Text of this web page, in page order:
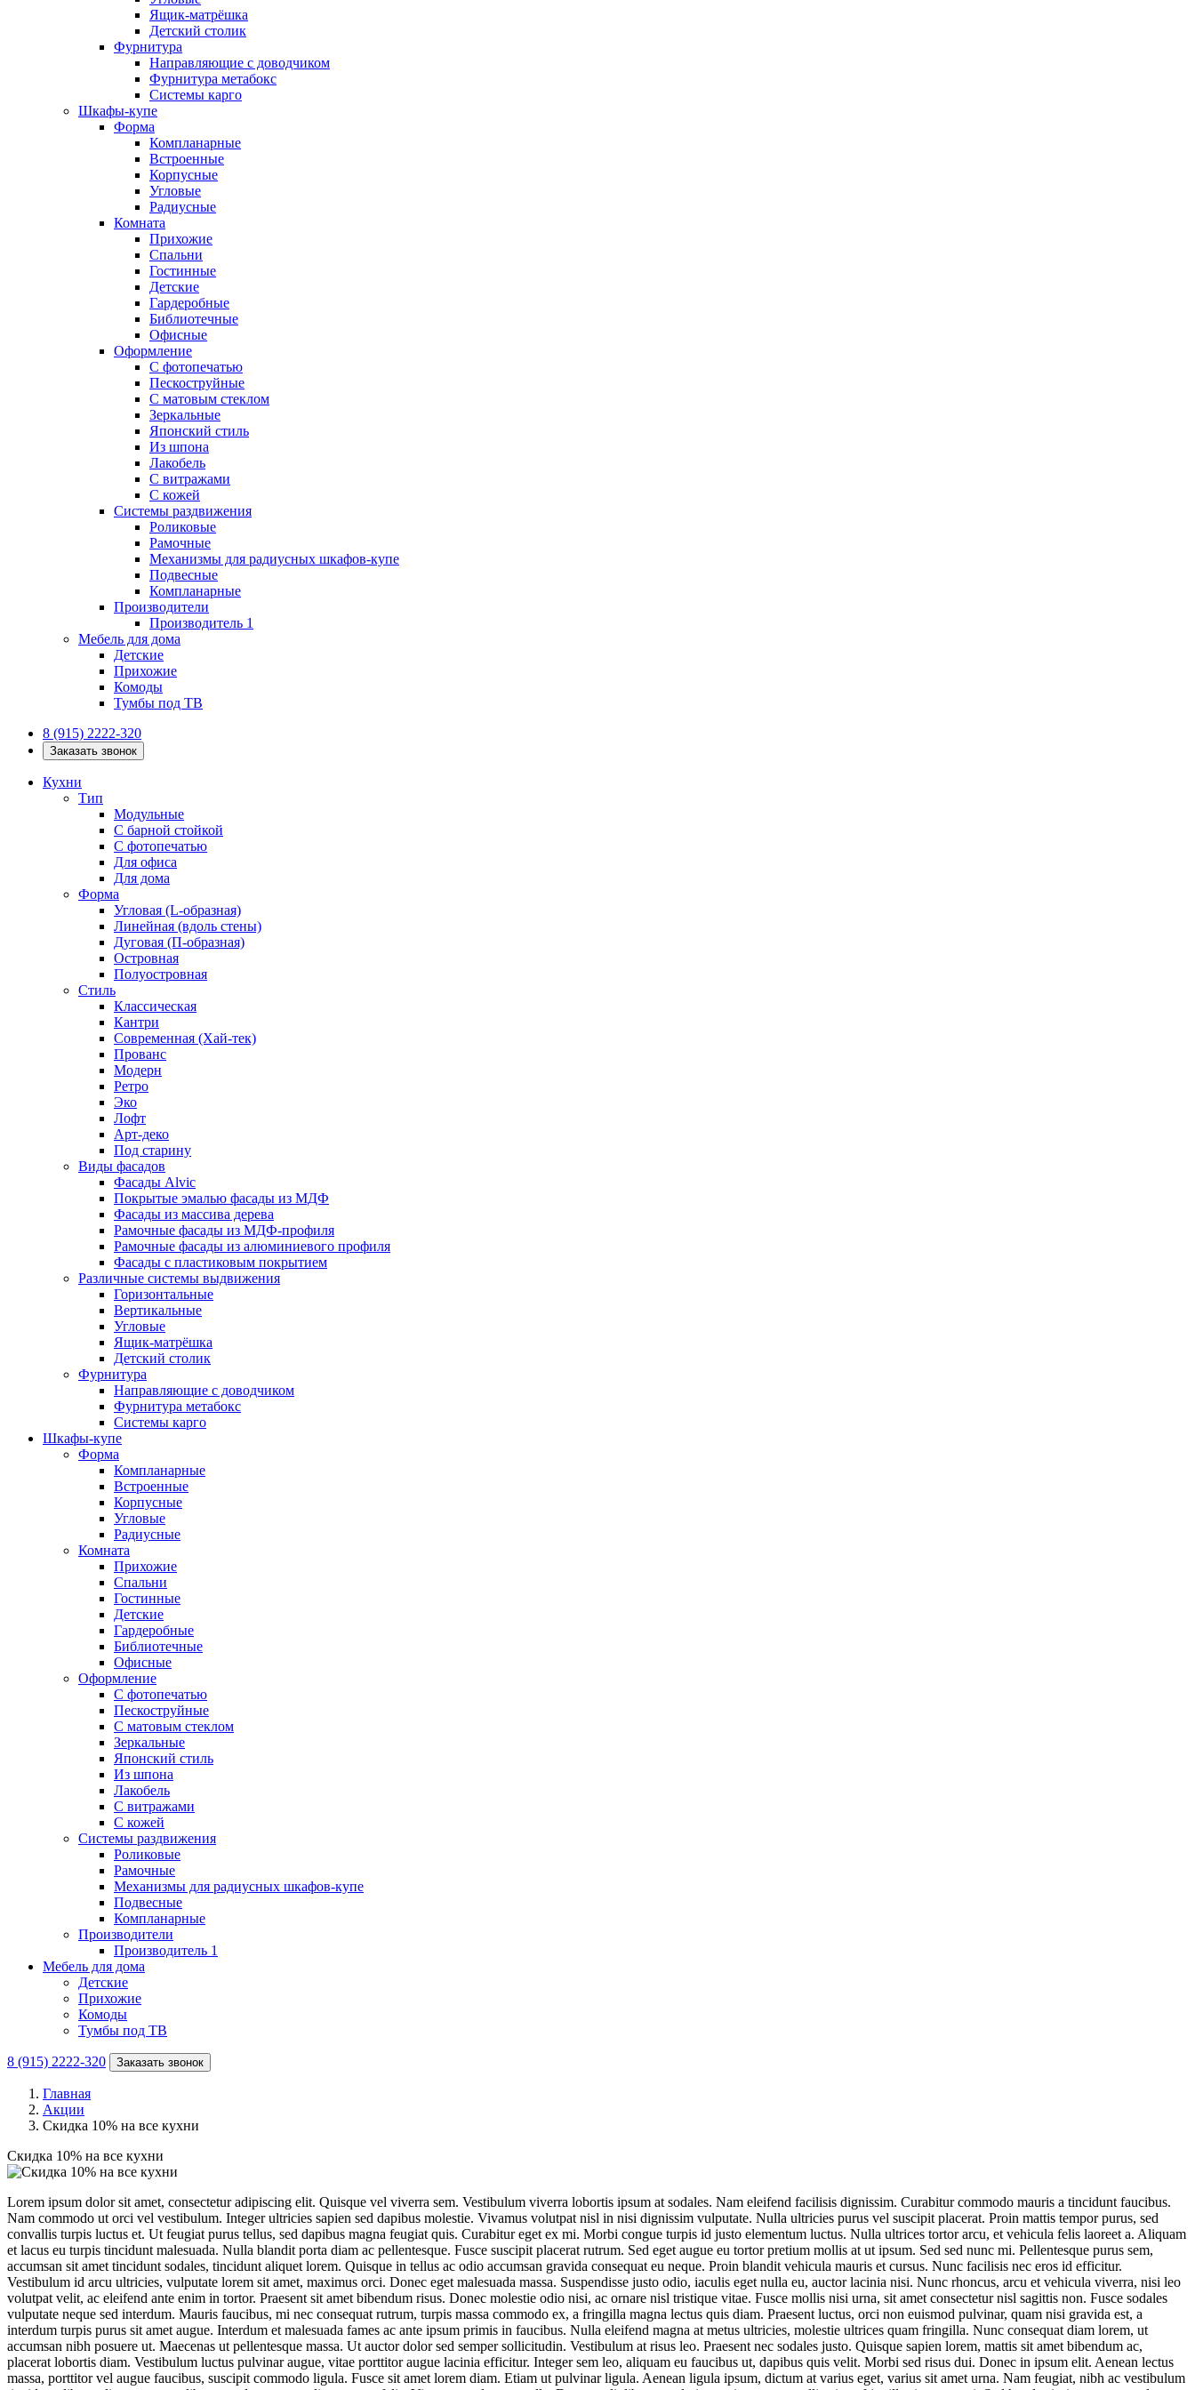
Ящик-матрёшка
Детский столик
Фурнитура
Направляющие с доводчиком
Фурнитура метабокс
Системы карго
Шкафы-купе
Форма
Компланарные
Встроенные
Корпусные
Угловые
Радиусные
Комната
Прихожие
Спальни
Гостинные
Детские
Гардеробные
Библиотечные
Офисные
Оформление
С фотопечатью
Пескоструйные
С матовым стеклом
Зеркальные
Японский стиль
Из шпона
Лакобель
С витражами
С кожей
Системы раздвижения
Роликовые
Рамочные
Механизмы для радиусных шкафов-купе
Подвесные
Компланарные
Производители
Производитель 1
Мебель для дома
Детские
Прихожие
Комоды
Тумбы под ТВ
8 (915) 2222-320
Заказать звонок
Кухни
Тип
Модульные
С барной стойкой
С фотопечатью
Для офиса
Для дома
Форма
Угловая (L-образная)
Линейная (вдоль стены)
Дуговая (П-образная)
Островная
Полуостровная
Стиль
Классическая
Кантри
Современная (Хай-тек)
Прованс
Модерн
Ретро
Эко
Лофт
Арт-деко
Под старину
Виды фасадов
Фасады Alvic
Покрытые эмалью фасады из МДФ
Фасады из массива дерева
Рамочные фасады из МДФ-профиля
Рамочные фасады из алюминиевого профиля
Фасады с пластиковым покрытием
Различные системы выдвижения
Горизонтальные
Вертикальные
Угловые
Ящик-матрёшка
Детский столик
Фурнитура
Направляющие с доводчиком
Фурнитура метабокс
Системы карго
Шкафы-купе
Форма
Компланарные
Встроенные
Корпусные
Угловые
Радиусные
Комната
Прихожие
Спальни
Гостинные
Детские
Гардеробные
Библиотечные
Офисные
Оформление
С фотопечатью
Пескоструйные
С матовым стеклом
Зеркальные
Японский стиль
Из шпона
Лакобель
С витражами
С кожей
Системы раздвижения
Роликовые
Рамочные
Механизмы для радиусных шкафов-купе
Подвесные
Компланарные
Производители
Производитель 1
Мебель для дома
Детские
Прихожие
Комоды
Тумбы под ТВ
8 (915) 2222-320 Заказать звонок
Главная
Акции
Скидка 10% на все кухни
Скидка 10% на все кухни
Lorem ipsum dolor sit amet, consectetur adipiscing elit. Quisque vel viverra sem. Vestibulum viverra lobortis ipsum at sodales. Nam eleifend facilisis dignissim. Curabitur commodo mauris a tincidunt faucibus.
Nam commodo ut orci vel vestibulum. Integer ultricies sapien sed dapibus molestie. Vivamus volutpat nisl in nisi dignissim vulputate. Nulla ultricies purus vel suscipit placerat. Proin mattis tempor purus, sed
convallis turpis luctus et. Ut feugiat purus tellus, sed dapibus magna feugiat quis. Curabitur eget ex mi. Morbi congue turpis id justo elementum luctus. Nulla ultrices tortor arcu, et vehicula felis laoreet a. Aliquam
et lacus eu turpis tincidunt malesuada. Nulla blandit porta diam ac pellentesque. Fusce suscipit placerat rutrum. Sed eget augue eu tortor pretium mollis at ut ipsum. Sed sed nunc mi. Pellentesque purus sem,
accumsan sit amet tincidunt sodales, tincidunt aliquet lorem. Quisque in tellus ac odio accumsan gravida consequat eu neque. Proin blandit vehicula mauris et cursus. Nunc facilisis nec eros id efficitur.
Vestibulum id arcu ultricies, vulputate lorem sit amet, maximus orci. Donec eget malesuada massa. Suspendisse justo odio, iaculis eget nulla eu, auctor lacinia nisi. Nunc rhoncus, arcu et vehicula viverra, nisi leo
volutpat velit, ac eleifend ante enim in tortor. Praesent sit amet bibendum risus. Donec molestie odio nisi, ac ornare nisl tristique vitae. Fusce mollis nisi urna, sit amet consectetur nisl sagittis non. Fusce sodales
vulputate neque sed interdum. Mauris faucibus, mi nec consequat rutrum, turpis massa commodo ex, a fringilla magna lectus quis diam. Praesent luctus, orci non euismod pulvinar, quam nisi gravida est, a
interdum turpis purus sit amet augue. Interdum et malesuada fames ac ante ipsum primis in faucibus. Nulla eleifend magna at metus ultricies, molestie ultrices quam fringilla. Nunc consequat diam lorem, ut
accumsan nibh posuere ut. Maecenas ut pellentesque massa. Ut auctor dolor sed semper sollicitudin. Vestibulum at risus leo. Praesent nec sodales justo. Quisque sapien lorem, mattis sit amet bibendum ac,
placerat lobortis diam. Vestibulum luctus pulvinar augue, vitae porttitor augue lacinia efficitur. Integer sem leo, aliquam eu faucibus ut, dapibus quis velit. Morbi sed risus dui. Donec in ipsum elit. Aenean lectus
massa, porttitor vel augue faucibus, suscipit commodo ligula. Fusce sit amet lorem diam. Etiam ut pulvinar ligula. Aenean ligula ipsum, dictum at varius eget, varius sit amet urna. Nam feugiat, nibh ac vestibulum